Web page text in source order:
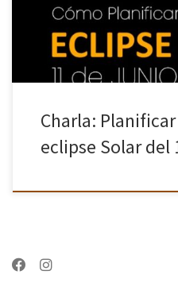
Charla:
eclipse Solar